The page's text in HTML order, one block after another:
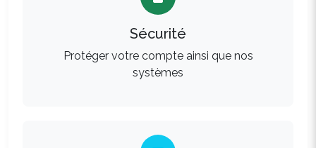
Sécurité
Protéger votre compte ainsi que nos
systèmes